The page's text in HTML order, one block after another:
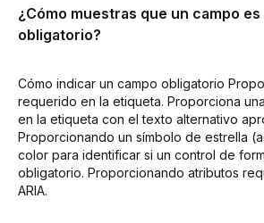
¿Cómo muestras que un campo es
obligatorio?
Cómo indicar un campo obligatorio
requerido en la etiqueta. Proporciona
en la etiqueta con el texto alternativo
Proporcionando un símbolo de estrella
color para identificar si un control de
obligatorio. Proporcionando atributos
ARIA.